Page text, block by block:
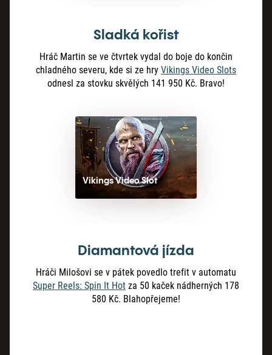
Sladká kořist
Hráč Martin se ve čtvrtek vydal do boje do končin
chladného severu, kde si ze hry Vikings Video Slots
odnesl za stovku skvělých 141 950 Kč. Bravo!
Vikings Video Slot
Diamantová jízda
Hráči Milošovi se v pátek povedlo trefit v automatu
Super Reels: Spin It Hot za 50 kaček nádherných 178
580 Kč. Blahopřejeme!